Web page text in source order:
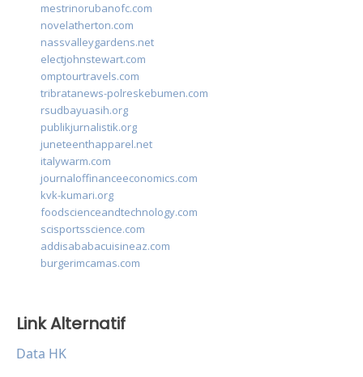
mestrinorubanofc.com
novelatherton.com
nassvalleygardens.net
electjohnstewart.com
omptourtravels.com
tribratanews-polreskebumen.com
rsudbayuasih.org
publikjurnalistik.org
juneteenthapparel.net
italywarm.com
journaloffinanceeconomics.com
kvk-kumari.org
foodscienceandtechnology.com
scisportsscience.com
addisababacuisineaz.com
burgerimcamas.com
Link Alternatif
Data HK